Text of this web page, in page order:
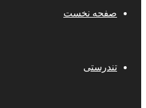
صفحه نخست
تندرستی